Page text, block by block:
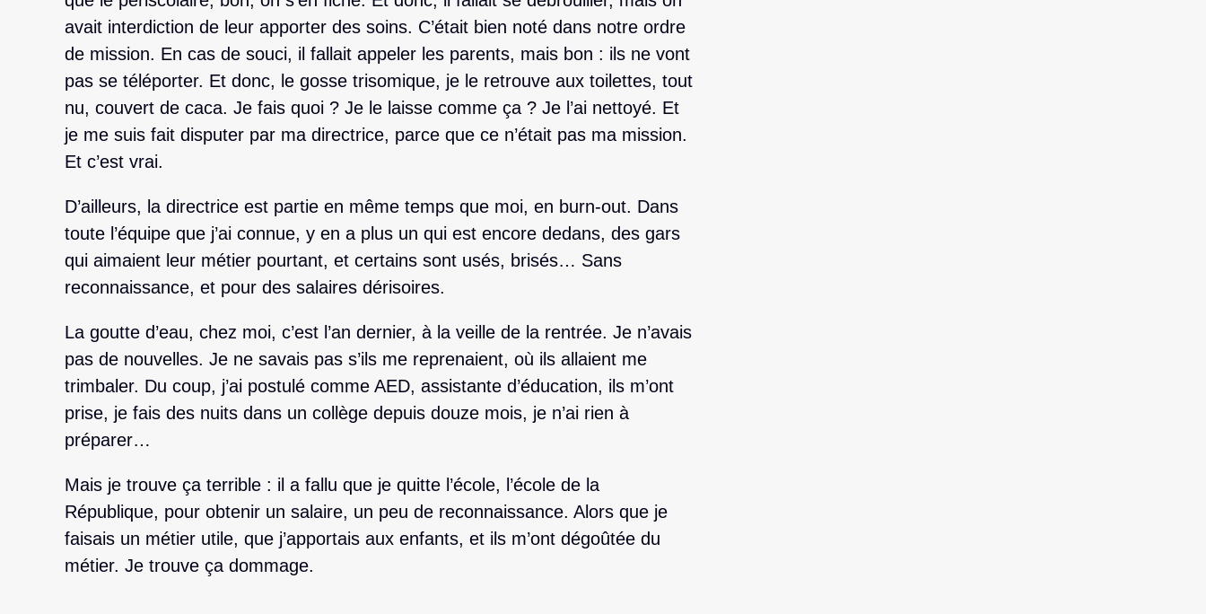
avait interdiction de leur apporter des soins. C’était bien noté dans notre ordre
de mission. En cas de souci, il fallait appeler les parents, mais bon : ils ne vont
pas se téléporter. Et donc, le gosse trisomique, je le retrouve aux toilettes, tout
nu, couvert de caca. Je fais quoi ? Je le laisse comme ça ? Je l’ai nettoyé. Et
je me suis fait disputer par ma directrice, parce que ce n’était pas ma mission.
Et c’est vrai.
D’ailleurs, la directrice est partie en même temps que moi, en burn-out. Dans
toute l’équipe que j’ai connue, y en a plus un qui est encore dedans, des gars
qui aimaient leur métier pourtant, et certains sont usés, brisés… Sans
reconnaissance, et pour des salaires dérisoires.
La goutte d’eau, chez moi, c’est l’an dernier, à la veille de la rentrée. Je n’avais
pas de nouvelles. Je ne savais pas s’ils me reprenaient, où ils allaient me
trimbaler. Du coup, j’ai postulé comme AED, assistante d’éducation, ils m’ont
prise, je fais des nuits dans un collège depuis douze mois, je n’ai rien à
préparer…
Mais je trouve ça terrible : il a fallu que je quitte l’école, l’école de la
République, pour obtenir un salaire, un peu de reconnaissance. Alors que je
faisais un métier utile, que j’apportais aux enfants, et ils m’ont dégoûtée du
métier. Je trouve ça dommage.